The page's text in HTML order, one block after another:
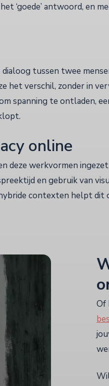
‘goede’ antwoord, en
dialoog tussen twee
het verschil, zonder in
spanning te ontladen,
online
deze werkvormen
en gebruik van
contexten helpt dit
Of